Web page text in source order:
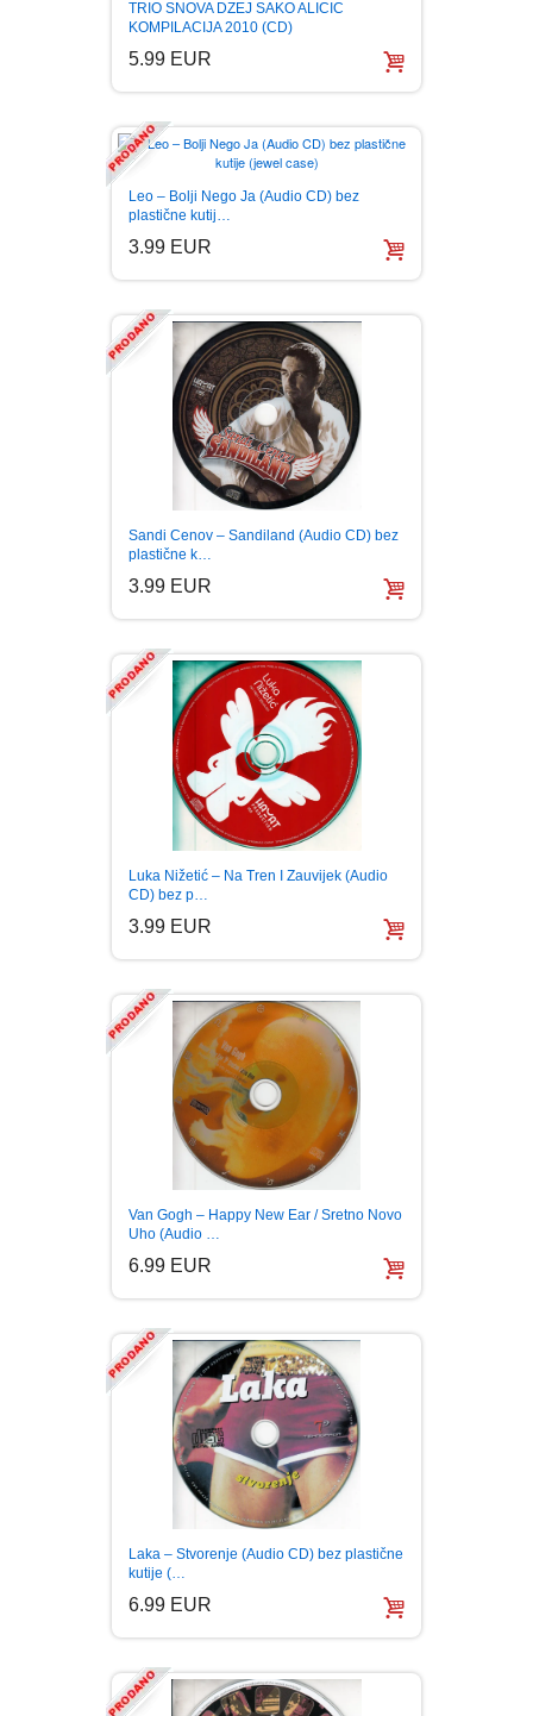
FANTASTIKA
INTERNET I RAČUNARI
ISTORIJSKI
KNJIGE ZA DECU
KOMEDIJA
KRIMINALISTIČKI
KUVARI
LJUBAVNI
MITOLOGIJA
MUZIKA
NAUČNA FANTASTIKA
POEZIJA
POPULARNA PSIHOLOGIJA
PRIČE
PUBLICISTIKA
PUTOPISI
STRIP
TINEJDŽ
TRILERI
UMETNOST
TRIO SNOVA DZEJ SAKO ALICIC
KOMPILACIJA 2010 (CD)
5.99 EUR
Leo – Bolji Nego Ja (Audio CD) bez
plastične kutij…
3.99 EUR
Sandi Cenov – Sandiland (Audio CD) bez
plastične k…
3.99 EUR
Luka Nižetić – Na Tren I Zauvijek (Audio
CD) bez p…
3.99 EUR
Van Gogh – Happy New Ear / Sretno Novo
Uho (Audio …
6.99 EUR
Laka – Stvorenje (Audio CD) bez plastične
kutije (…
6.99 EUR